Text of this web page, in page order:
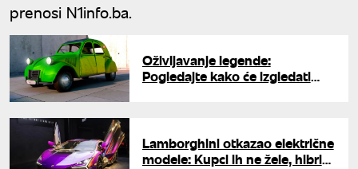
prenosi N1info.ba.
Oživljavanje legende:
Pogledajte kako će izgledati
Lamborghini otkazao električne
modele: Kupci ih ne žele, hibridi